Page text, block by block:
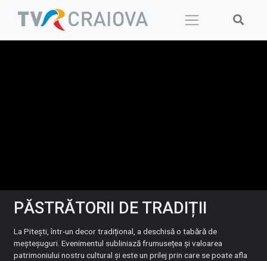
PĂSTRĂTORII DE TRADIȚII
La Pitești, într-un decor tradițional, a deschisă o tabără de
meșteșuguri. Evenimentul subliniază frumusețea și valoarea
patrimoniului nostru cultural și este un prilej prin care se poate afla